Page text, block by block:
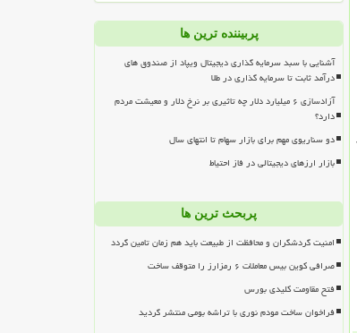
پربیننده ترین ها
آشنایی با سبد سرمایه گذاری دیجیتال ویپاد از صندوق های
درآمد ثابت تا سرمایه گذاری در طلا
آزادسازی ۶ میلیارد دلار چه تاثیری بر نرخ دلار و معیشت مردم
دارد؟
دو سناریوی مهم برای بازار سهام تا انتهای سال
بازار ارزهای دیجیتالی در فاز احتیاط
پربحث ترین ها
امنیت گردشگران و محافظت از طبیعت باید هم زمان تامین گردد
صرافی کوین بیس معاملات ۶ رمزارز را متوقف ساخت
فتح مقاومت کلیدی بورس
فراخوان ساخت مودم نوری با تراشه بومی منتشر گردید